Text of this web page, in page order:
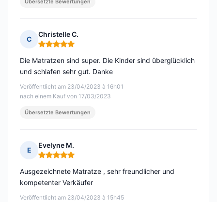
Übersetzte Bewertungen
C
Christelle C.
Hinweis: 5 von 5
Veröffentlicht am 23/04/2023 à 16h01
nach einem Kauf von 17/03/2023
Die Matratzen sind super. Die Kinder sind überglücklich
und schlafen sehr gut. Danke
Übersetzte Bewertungen
E
Evelyne M.
Hinweis: 5 von 5
Veröffentlicht am 23/04/2023 à 15h45
Ausgezeichnete Matratze , sehr freundlicher und
kompetenter Verkäufer